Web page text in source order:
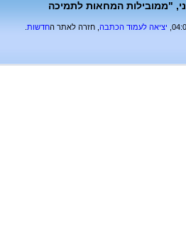
"ממובילות המחאות לתמיכה
יציאה לעמוד הכתבה , חזרה לאתר החדשות